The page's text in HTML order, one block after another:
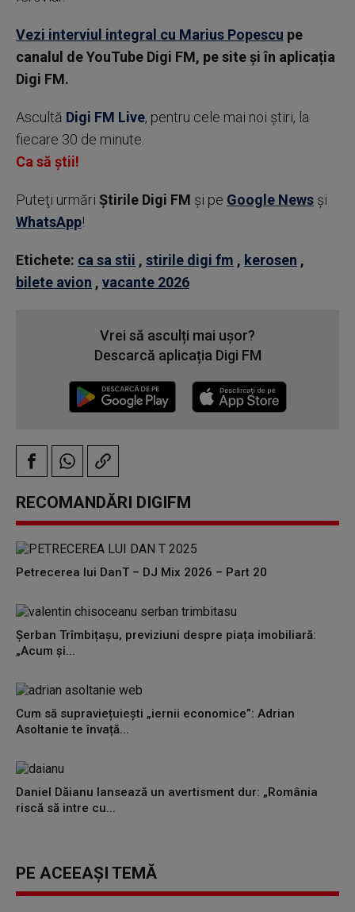
Vezi interviul integral cu Marius Popescu pe
canalul de YouTube Digi FM, pe site și în aplicația
Digi FM.
Ascultă Digi FM Live, pentru cele mai noi știri, la
fiecare 30 de minute.
Ca să știi!
Puteţi urmări Știrile Digi FM şi pe Google News şi
WhatsApp!
Etichete: ca sa stii , stirile digi fm , kerosen ,
bilete avion , vacante 2026
Vrei să asculți mai ușor?
Descarcă aplicația Digi FM
RECOMANDĂRI DIGIFM
Petrecerea lui DanT – DJ Mix 2026 – Part 20
Șerban Trîmbițașu, previziuni despre piața imobiliară:
„Acum și...
Cum să supraviețuiești „iernii economice”: Adrian
Asoltanie te învață...
Daniel Dăianu lansează un avertisment dur: „România
riscă să intre cu...
PE ACEEAȘI TEMĂ